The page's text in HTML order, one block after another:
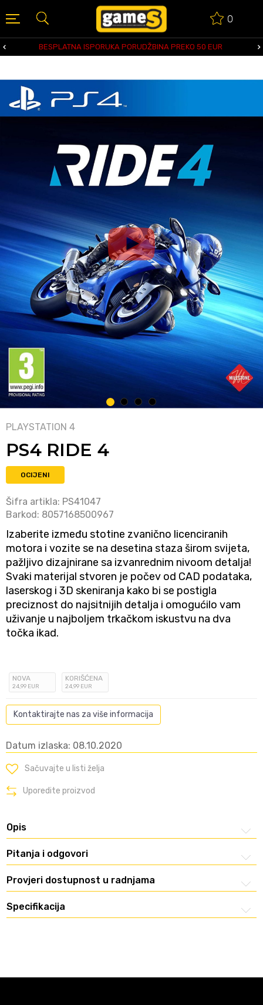
0
BESPLATNA ISPORUKA PORUDŽBINA PREKO 50 EUR
1 2 3 4
PLAYSTATION 4
PS4 RIDE 4
OCIJENI
Šifra artikla: PS41047
Barkod: 8057168500967
Izaberite između stotine zvanično licenciranih
motora i vozite se na desetina staza širom svijeta,
pažljivo dizajnirane sa izvanrednim nivoom detalja!
Svaki materijal stvoren je počev od CAD podataka,
laserskog i 3D skeniranja kako bi se postigla
preciznost do najsitnijih detalja i omogućilo vam
uživanje u najboljem trkačkom iskustvu na dva
točka ikad.
NOVA
24,99 EUR
KORIŠĆENA
24,99 EUR
Kontaktirajte nas za više informacija
Datum izlaska: 08.10.2020
Sačuvajte u listi želja
Uporedite proizvod
Opis
Pitanja i odgovori
Provjeri dostupnost u radnjama
Specifikacija